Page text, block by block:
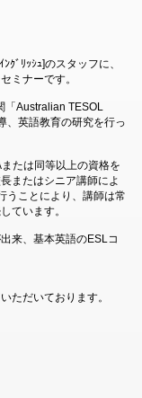
ﾞﾘｯｼｭ]のスタッフに、
ミナーです。
「Australian TESOL
、英語教育の研究を行っ
たは同等以上の資格を
またはシニア講師によ
うことにより、講師は常
ています。
来、基本英語のESLコ
ただいております。